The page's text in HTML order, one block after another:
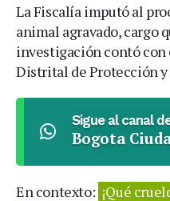
La Fiscalía imputó al
animal agravado, cargo
investigación contó
Distrital de Protección
Sigue al canal
Bogota
En contexto: ¡Qué